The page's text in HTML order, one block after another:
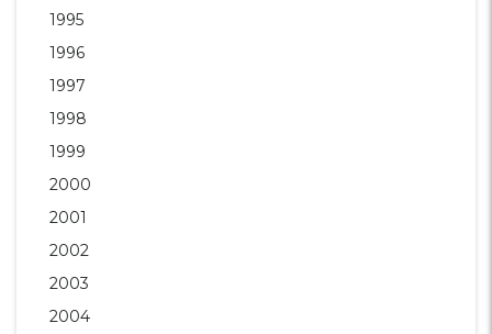
1995
1996
1997
1998
1999
2000
2001
2002
2003
2004